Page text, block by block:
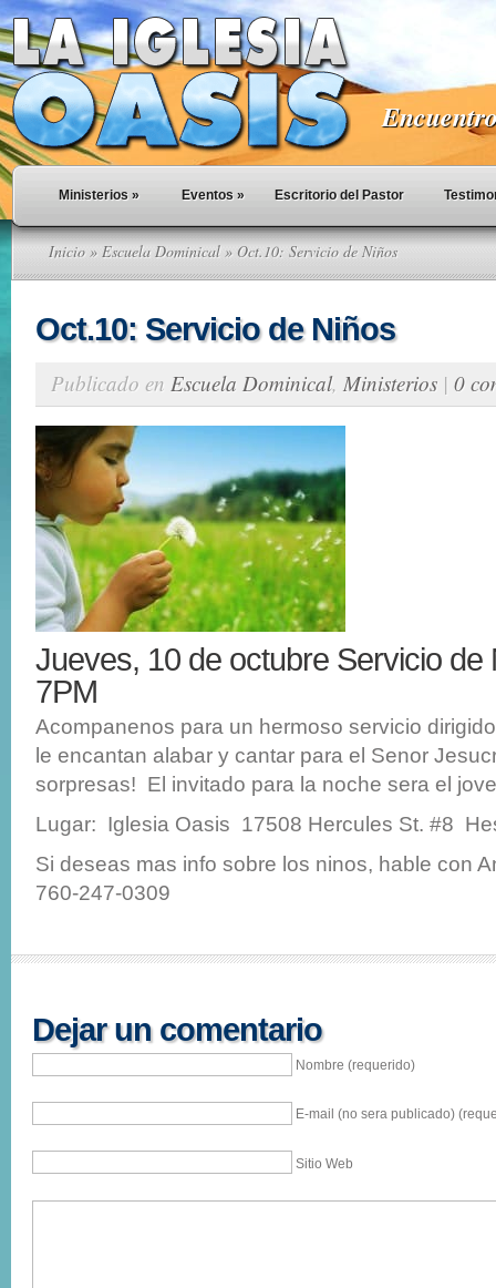
Ministerios » Eventos » Escritorio del Pastor
Inicio » Escuela Dominical» Oct.10: Servicio de Niños
Oct.10: Servicio de Niños
Publicado en Escuela Dominical, Ministerios | 0
Jueves, 10 de octubre Servicio de
7PM
Acompanenos para un hermoso servicio
le encantan alabar y cantar para el Senor
sorpresas! El invitado para la noche sera el
Lugar: Iglesia Oasis 17508 Hercules St. #8
Si deseas mas info sobre los ninos, hable con
760-247-0309
Dejar un comentario
Nombre (requerido)
E-mail (no sera publicado)
Sitio Web